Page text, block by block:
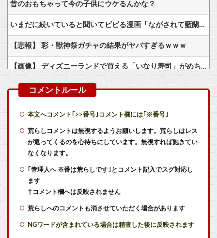
昔のおもちゃって今の子供にウケるんかな？
いまだに続いていると聞いてビビる漫画「ながされて藍蘭島」「咲」「らき☆すた」
【悲報】 彩・獣神祭ガチャの結果がヤバすぎるｗｗｗ
【画像】 ディズニーランドで買える「いなり寿司」がめちゃめちゃ美味しそう
フロム「ナイトレインチーム解散してターニッシュエディション完成させました」←これｗｗｗｗ
【画像】「HUNTER×HUNTER」のキャラと同じ部屋に1時間閉じ込められるなら誰が良い？？？
【艦これ】てーいとーくさんっ♪ 他
【艦これ】競泳水着いんのかよ
本文へコメント｢>>番号｣コメント欄には｢※番号｣
荒らしコメントは無視するようお願いします。荒らしはレス
が返ってくるのを心待ちにしています。無視すれば飽きてい
なくなります。
｢管理人へ ※番は荒らしです｣とコメント記入でスグ対応し
ます
↑コメント欄へは反映されません
荒らしへのコメントも消させていただく場合があります
NGワードが含まれている場合は精査した後に反映されます